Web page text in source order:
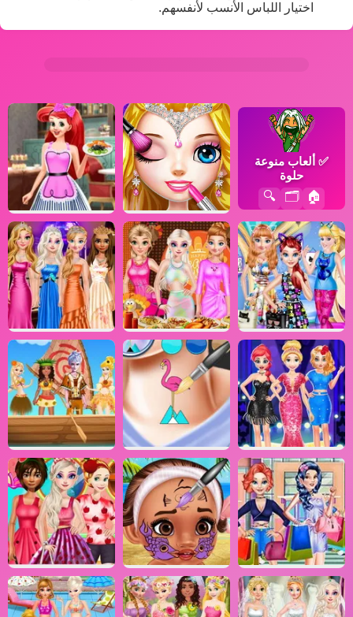
اختيار اللباس الأنسب لأنفسهم.
✅ ألعاب منوعة
حلوة
🏠
🗂️
🔍